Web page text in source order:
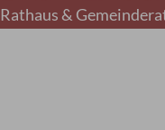
Rathaus &